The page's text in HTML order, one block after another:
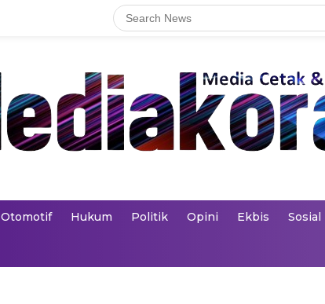
Otomotif Hukum Politik Opini Ekbis Sosial